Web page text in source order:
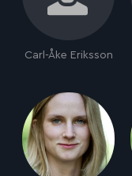
Carl-Åke Eriksson